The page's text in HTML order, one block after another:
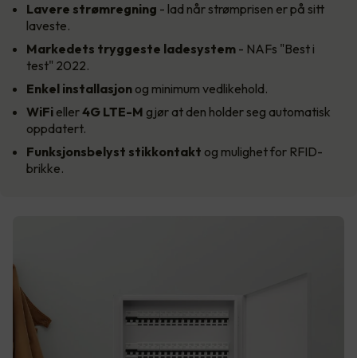
Lavere strømregning - lad når strømprisen er på sitt
laveste.
Markedets tryggeste ladesystem - NAFs "Best i
test" 2022.
Enkel installasjon og minimum vedlikehold.
WiFi eller4G LTE-M gjør at den holder seg automatisk
oppdatert.
Funksjonsbelyst stikkontakt og mulighet for RFID-
brikke.